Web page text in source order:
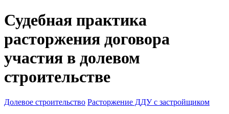
Судебная практика
расторжения договора
участия в долевом
строительстве
Долевое строительство Расторжение ДДУ с застройщиком